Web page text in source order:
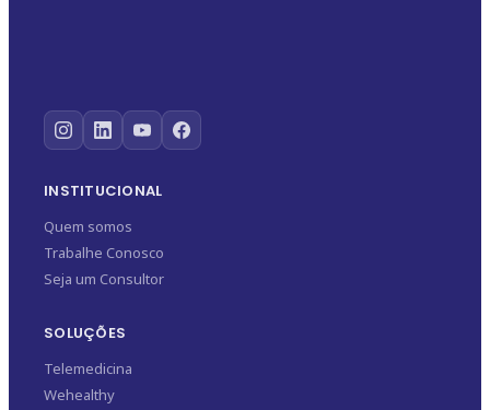
INSTITUCIONAL
Quem somos
Trabalhe Conosco
Seja um Consultor
SOLUÇÕES
Telemedicina
Wehealthy